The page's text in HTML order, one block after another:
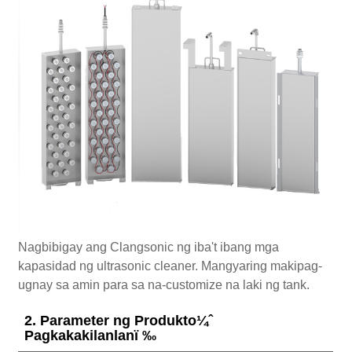
Nagbibigay ang Clangsonic ng iba't ibang mga
kapasidad ng ultrasonic cleaner. Mangyaring makipag-
ugnay sa amin para sa na-customize na laki ng tank.
2. Parameter ng Produkto¼ˆ
Pagkakakilanlanï ‰